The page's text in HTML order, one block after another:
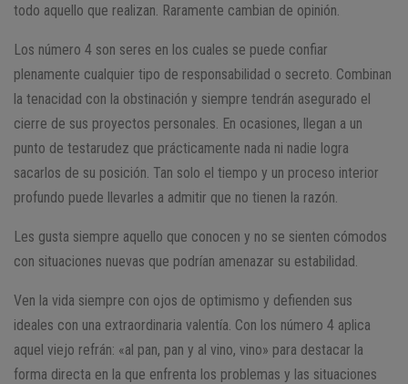
todo aquello que realizan. Raramente cambian de opinión.
Los número 4 son seres en los cuales se puede confiar
plenamente cualquier tipo de responsabilidad o secreto. Combinan
la tenacidad con la obstinación y siempre tendrán asegurado el
cierre de sus proyectos personales. En ocasiones, llegan a un
punto de testarudez que prácticamente nada ni nadie logra
sacarlos de su posición. Tan solo el tiempo y un proceso interior
profundo puede llevarles a admitir que no tienen la razón.
Les gusta siempre aquello que conocen y no se sienten cómodos
con situaciones nuevas que podrían amenazar su estabilidad.
Ven la vida siempre con ojos de optimismo y defienden sus
ideales con una extraordinaria valentía. Con los número 4 aplica
aquel viejo refrán: «al pan, pan y al vino, vino» para destacar la
forma directa en la que enfrenta los problemas y las situaciones